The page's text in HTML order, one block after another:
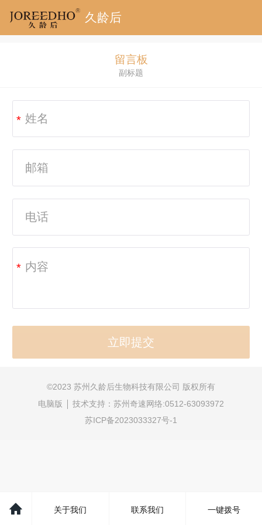
久龄后
留言板
副标题
*
*
©2023 苏州久龄后生物科技有限公司 版权所有
电脑版
技术支持： 苏州奇速网络:0512-63093972
苏ICP备2023033327号-1
关于我们 联系我们 一键拨号